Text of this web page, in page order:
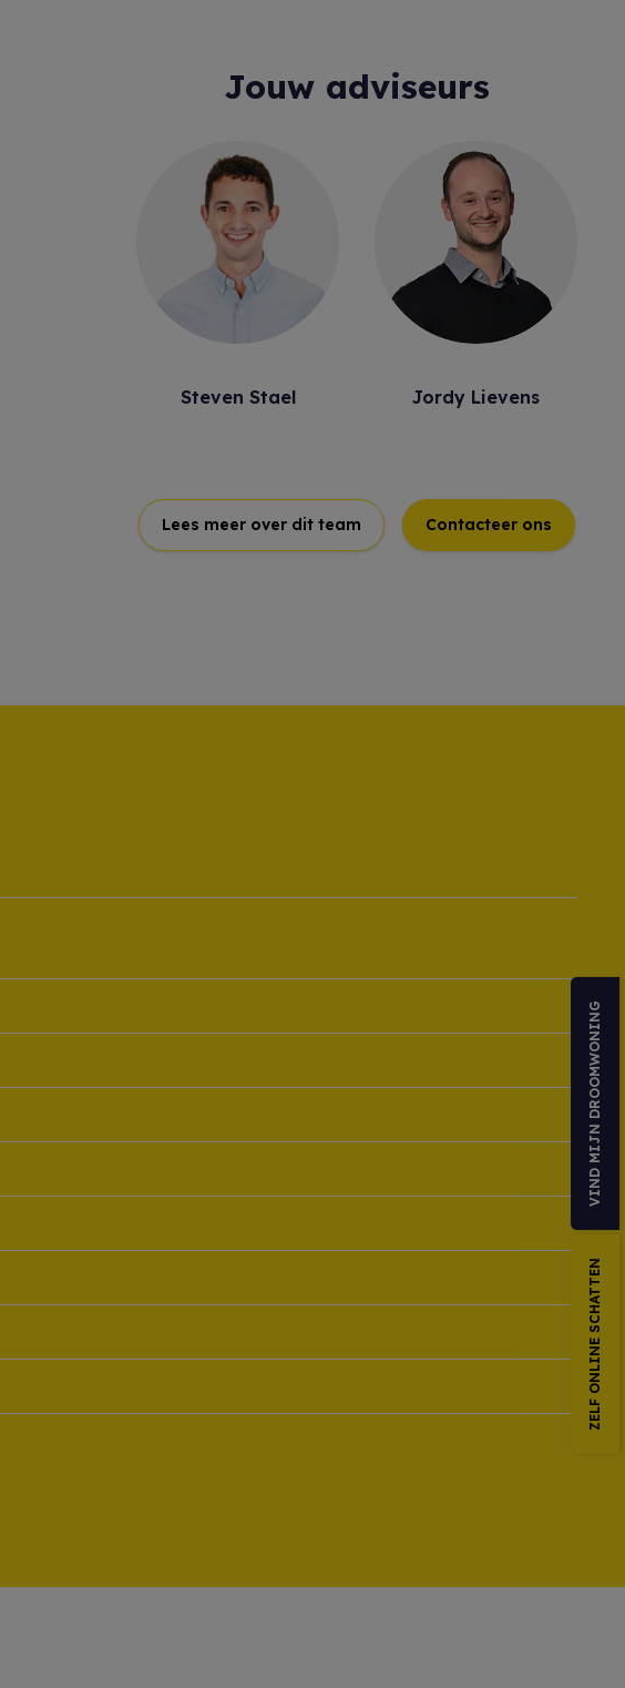
Jouw adviseurs
Steven Stael Jordy Lievens
Lees meer over dit team Contacteer ons
ZELF ONLINE SCHATTEN
VIND MIJN DROOMWONING